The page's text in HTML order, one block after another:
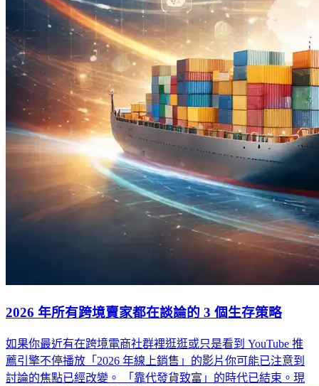
2026 年所有跨境賣家都在談論的 3 個生存策略
如果你最近有在跨境電商社群裡逛逛或只是看到 YouTube 推
薦引擎不停播放「2026 年線上銷售」的影片你可能已注意到
討論的焦點已經改變。 「靠代發貨致富」的時代已結束。現